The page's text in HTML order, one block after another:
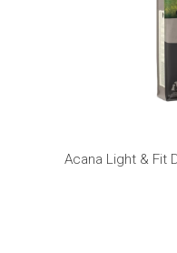
Acana Light & Fit